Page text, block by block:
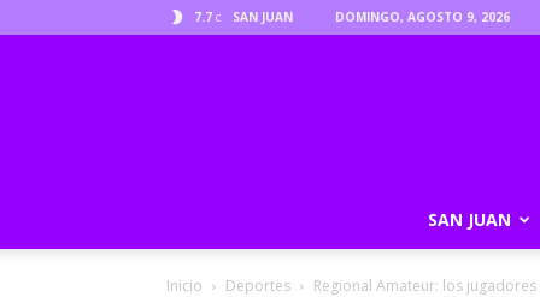
7.7 C SAN JUAN DOMINGO, AGOSTO 9, 2026
SAN JUAN
Inicio Deportes Regional Amateur: los